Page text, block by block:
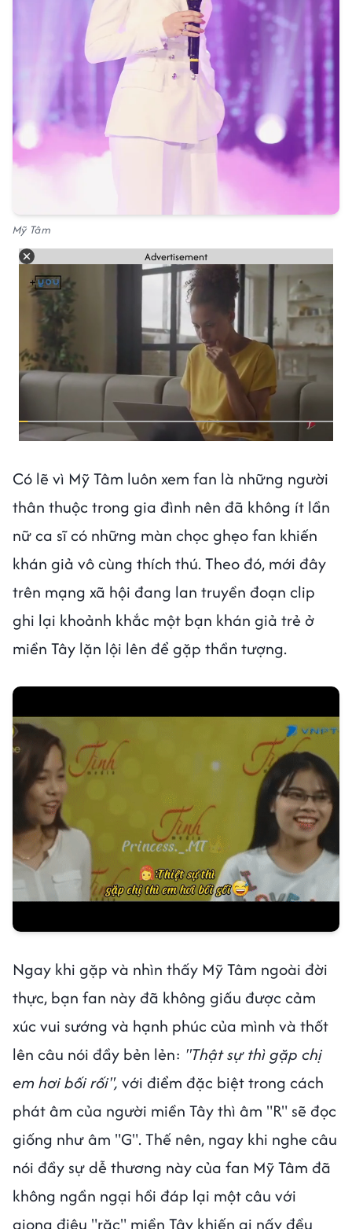
Mỹ Tâm
Advertisement
Có lẽ vì Mỹ Tâm luôn xem fan là những người
thân thuộc trong gia đình nên đã không ít lần
nữ ca sĩ có những màn chọc ghẹo fan khiến
khán giả vô cùng thích thú. Theo đó, mới đây
trên mạng xã hội đang lan truyền đoạn clip
ghi lại khoảnh khắc một bạn khán giả trẻ ở
miền Tây lặn lội lên để gặp thần tượng.
Ngay khi gặp và nhìn thấy Mỹ Tâm ngoài đời
thực, bạn fan này đã không giấu được cảm
xúc vui sướng và hạnh phúc của mình và thốt
lên câu nói đầy bẻn lẻn: "Thật sự thì gặp chị
em hơi bối rối", với điểm đặc biệt trong cách
phát âm của người miền Tây thì âm "R" sẽ đọc
giống như âm "G". Thế nên, ngay khi nghe câu
nói đầy sự dễ thương này của fan Mỹ Tâm đã
không ngần ngại hồi đáp lại một câu với
giọng điệu "rặc" miền Tây khiến ai nấy đều